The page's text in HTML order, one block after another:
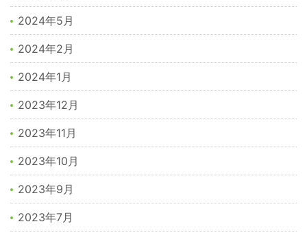
2024年5月
2024年2月
2024年1月
2023年12月
2023年11月
2023年10月
2023年9月
2023年7月